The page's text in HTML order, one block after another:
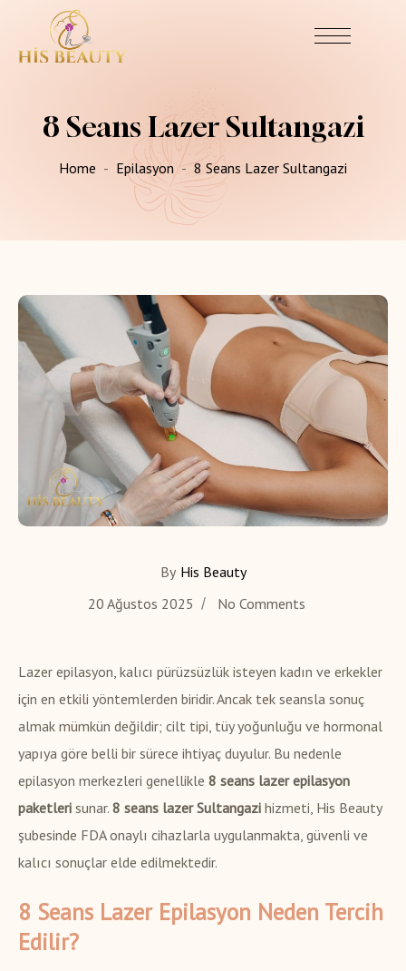
8 Seans Lazer Sultangazi
Home Epilasyon 8 Seans Lazer Sultangazi
By His Beauty
20 Ağustos 2025
No Comments
Lazer epilasyon, kalıcı pürüzsüzlük isteyen kadın ve erkekler
için en etkili yöntemlerden biridir. Ancak tek seansla sonuç
almak mümkün değildir; cilt tipi, tüy yoğunluğu ve hormonal
yapıya göre belli bir sürece ihtiyaç duyulur. Bu nedenle
epilasyon merkezleri genellikle 8 seans lazer epilasyon
paketleri sunar. 8 seans lazer Sultangazi hizmeti, His Beauty
şubesinde FDA onaylı cihazlarla uygulanmakta, güvenli ve
kalıcı sonuçlar elde edilmektedir.
8 Seans Lazer Epilasyon Neden Tercih
Edilir?